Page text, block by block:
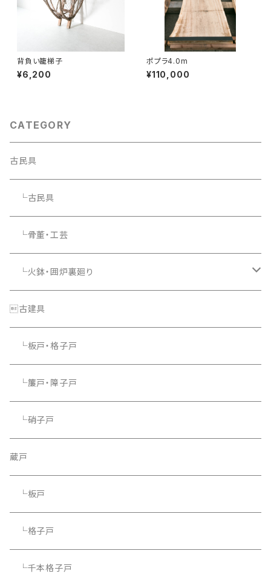
背負い籠梯子
¥6,200
ポプラ4.0m
¥110,000
CATEGORY
古民具
└古民具
└骨董・工芸
└火鉢・囲炉裏廻り
└照明器具
古建具
└板戸・格子戸
└簾戸・障子戸
└硝子戸
蔵戸
└板戸
└格子戸
└千本格子戸